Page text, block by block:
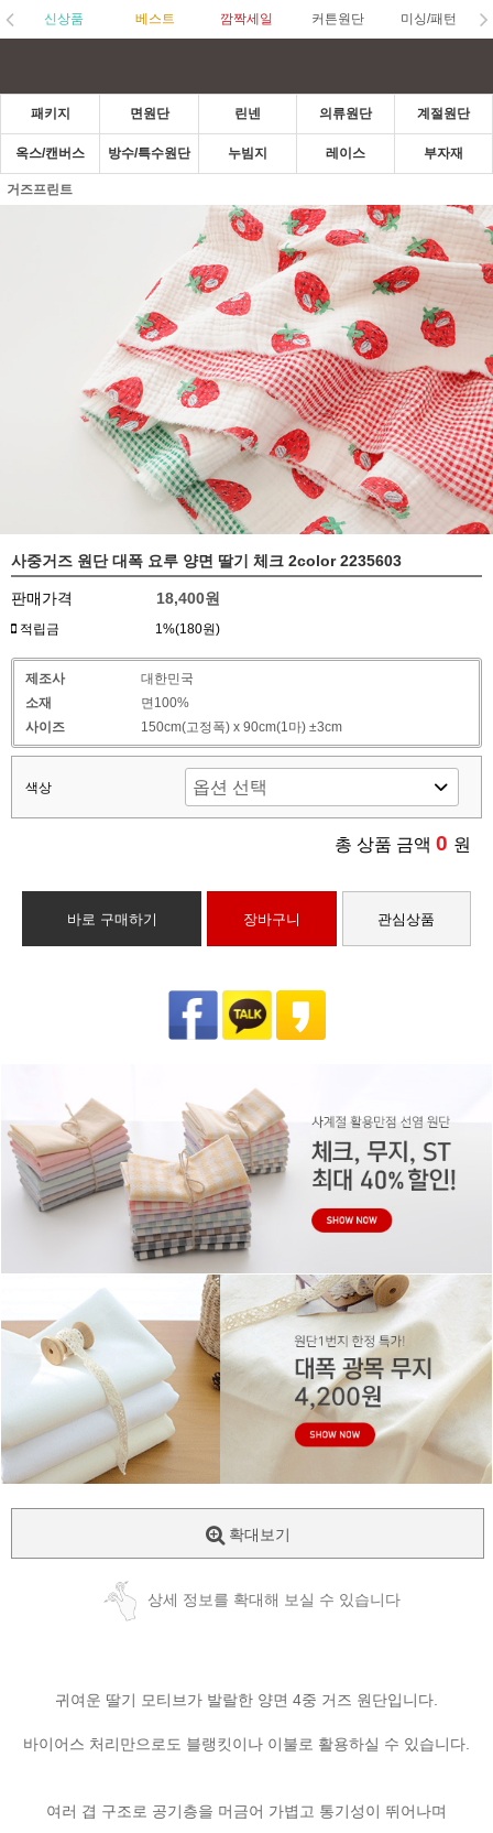
신상품 베스트 깜짝세일 커튼원단 미싱/패턴
패키지 면원단 린넨 의류원단 계절원단
옥스/캔버스 방수/특수원단 누빔지 레이스 부자재
거즈프린트
사중거즈 원단 대폭 요루 양면 딸기 체크 2color 2235603
판매가격 18,400원
적립금 1%(180원)
제조사
대한민국
소재
면100%
사이즈
150cm(고정폭) x 90cm(1마) ±3cm
색상
총 상품 금액 0 원
바로 구매하기 장바구니 관심상품
확대보기
상세 정보를 확대해 보실 수 있습니다
귀여운 딸기 모티브가 발랄한 양면 4중 거즈 원단입니다.
바이어스 처리만으로도 블랭킷이나 이불로 활용하실 수 있습니다.
여러 겹 구조로 공기층을 머금어 가볍고 통기성이 뛰어나며